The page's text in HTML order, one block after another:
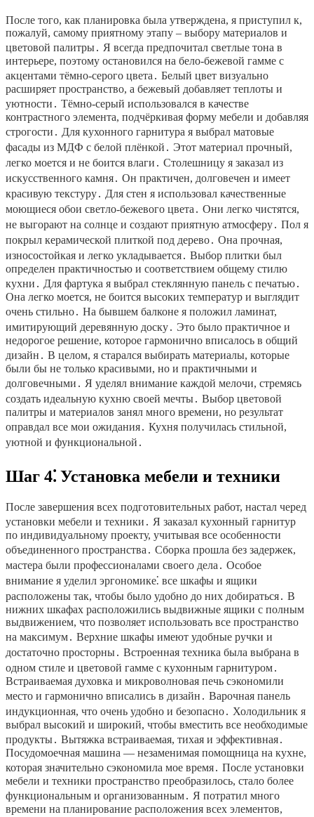
После того, как планировка была утверждена, я приступил к,
пожалуй, самому приятному этапу – выбору материалов и
цветовой палитры․ Я всегда предпочитал светлые тона в
интерьере, поэтому остановился на бело-бежевой гамме с
акцентами тёмно-серого цвета․ Белый цвет визуально
расширяет пространство, а бежевый добавляет теплоты и
уютности․ Тёмно-серый использовался в качестве
контрастного элемента, подчёркивая форму мебели и добавляя
строгости․ Для кухонного гарнитура я выбрал матовые
фасады из МДФ с белой плёнкой․ Этот материал прочный,
легко моется и не боится влаги․ Столешницу я заказал из
искусственного камня․ Он практичен, долговечен и имеет
красивую текстуру․ Для стен я использовал качественные
моющиеся обои светло-бежевого цвета․ Они легко чистятся,
не выгорают на солнце и создают приятную атмосферу․ Пол я
покрыл керамической плиткой под дерево․ Она прочная,
износостойкая и легко укладывается․ Выбор плитки был
определен практичностью и соответствием общему стилю
кухни․ Для фартука я выбрал стеклянную панель с печатью․
Она легко моется, не боится высоких температур и выглядит
очень стильно․ На бывшем балконе я положил ламинат,
имитирующий деревянную доску․ Это было практичное и
недорогое решение, которое гармонично вписалось в общий
дизайн․ В целом, я старался выбирать материалы, которые
были бы не только красивыми, но и практичными и
долговечными․ Я уделял внимание каждой мелочи, стремясь
создать идеальную кухню своей мечты․ Выбор цветовой
палитры и материалов занял много времени, но результат
оправдал все мои ожидания․ Кухня получилась стильной,
уютной и функциональной․
Шаг 4⁚ Установка мебели и техники
После завершения всех подготовительных работ, настал черед
установки мебели и техники․ Я заказал кухонный гарнитур
по индивидуальному проекту, учитывая все особенности
объединенного пространства․ Сборка прошла без задержек,
мастера были профессионалами своего дела․ Особое
внимание я уделил эргономике⁚ все шкафы и ящики
расположены так, чтобы было удобно до них добираться․ В
нижних шкафах расположились выдвижные ящики с полным
выдвижением, что позволяет использовать все пространство
на максимум․ Верхние шкафы имеют удобные ручки и
достаточно просторны․ Встроенная техника была выбрана в
одном стиле и цветовой гамме с кухонным гарнитуром․
Встраиваемая духовка и микроволновая печь сэкономили
место и гармонично вписались в дизайн․ Варочная панель
индукционная, что очень удобно и безопасно․ Холодильник я
выбрал высокий и широкий, чтобы вместить все необходимые
продукты․ Вытяжка встраиваемая, тихая и эффективная․
Посудомоечная машина — незаменимая помощница на кухне,
которая значительно сэкономила мое время․ После установки
мебели и техники пространство преобразилось, стало более
функциональным и организованным․ Я потратил много
времени на планирование расположения всех элементов,